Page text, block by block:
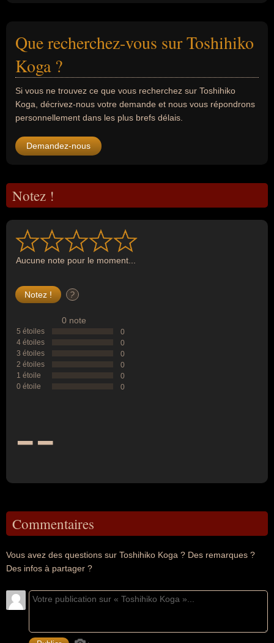
Que recherchez-vous sur Toshihiko
Koga ?
Si vous ne trouvez ce que vous recherchez sur Toshihiko
Koga, décrivez-nous votre demande et nous vous répondrons
personnellement dans les plus brefs délais.
Demandez-nous
Notez !
Aucune note pour le moment...
?
0 note
5 étoiles
0
4 étoiles
0
3 étoiles
0
2 étoiles
0
1 étoile
0
0 étoile
0
--
Commentaires
Vous avez des questions sur Toshihiko Koga ? Des remarques ?
Des infos à partager ?